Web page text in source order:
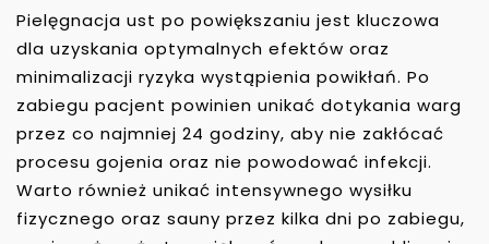
Pielęgnacja ust po powiększaniu jest kluczowa
dla uzyskania optymalnych efektów oraz
minimalizacji ryzyka wystąpienia powikłań. Po
zabiegu pacjent powinien unikać dotykania warg
przez co najmniej 24 godziny, aby nie zakłócać
procesu gojenia oraz nie powodować infekcji.
Warto również unikać intensywnego wysiłku
fizycznego oraz sauny przez kilka dni po zabiegu,